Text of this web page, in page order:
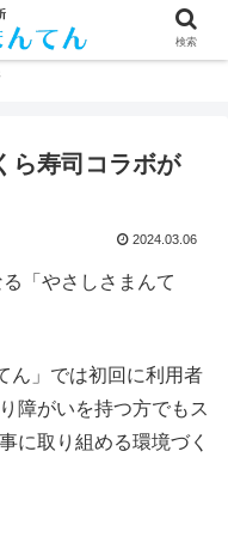
ら寿司コラボが
2024.03.06
「やさしさまんて
ん」では初回に利用者
障がいを持つ方でもス
に取り組める環境づく
検索